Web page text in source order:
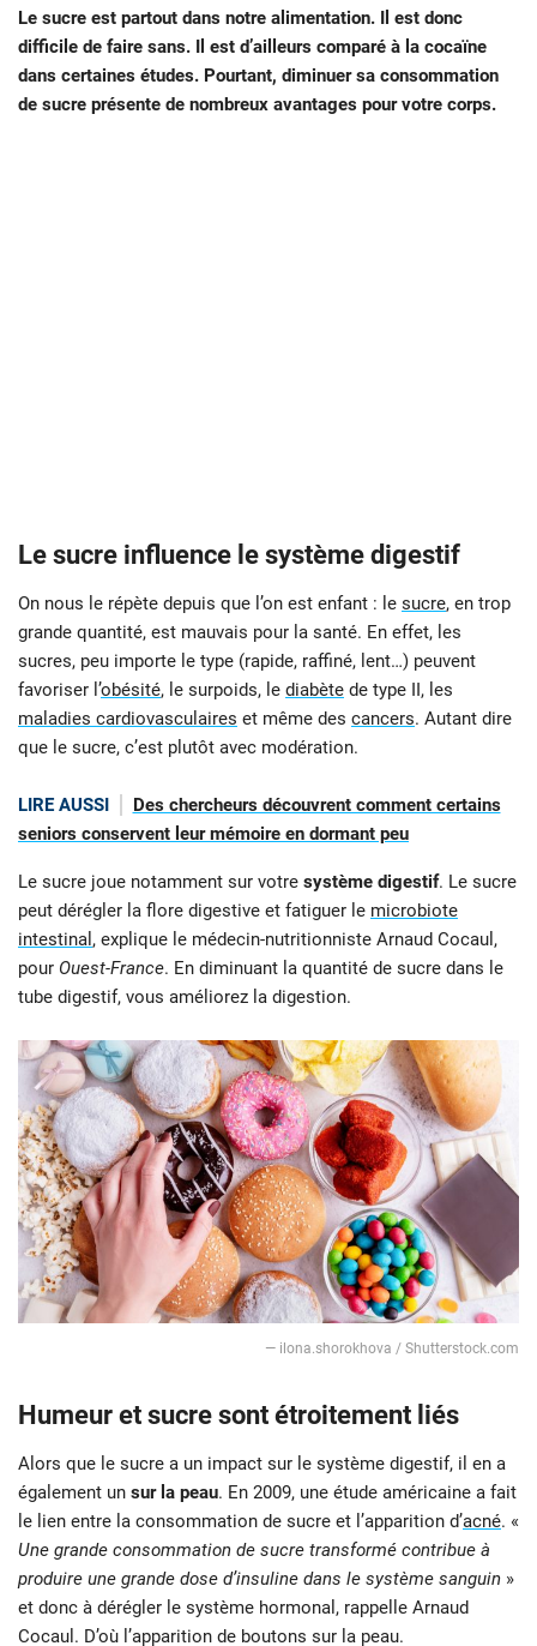
Le sucre est partout dans notre alimentation. Il est donc
difficile de faire sans. Il est d’ailleurs comparé à la cocaïne
dans certaines études. Pourtant, diminuer sa consommation
de sucre présente de nombreux avantages pour votre corps.
Le sucre influence le système digestif
On nous le répète depuis que l’on est enfant : le sucre, en trop
grande quantité, est mauvais pour la santé. En effet, les
sucres, peu importe le type (rapide, raffiné, lent…) peuvent
favoriser l’obésité, le surpoids, le diabète de type II, les
maladies cardiovasculaires et même des cancers. Autant dire
que le sucre, c’est plutôt avec modération.
LIRE AUSSI
Des chercheurs découvrent comment certains
seniors conservent leur mémoire en dormant peu
Le sucre joue notamment sur votre système digestif. Le sucre
peut dérégler la flore digestive et fatiguer le microbiote
intestinal , explique le médecin-nutritionniste Arnaud Cocaul,
pour Ouest-France. En diminuant la quantité de sucre dans le
tube digestif, vous améliorez la digestion.
— ilona.shorokhova / Shutterstock.com
Humeur et sucre sont étroitement liés
Alors que le sucre a un impact sur le système digestif, il en a
également un sur la peau. En 2009, une étude américaine a fait
le lien entre la consommation de sucre et l’apparition d’acné. «
Une grande consommation de sucre transformé contribue à
produire une grande dose d’insuline dans le système sanguin »
et donc à dérégler le système hormonal, rappelle Arnaud
Cocaul. D’où l’apparition de boutons sur la peau.